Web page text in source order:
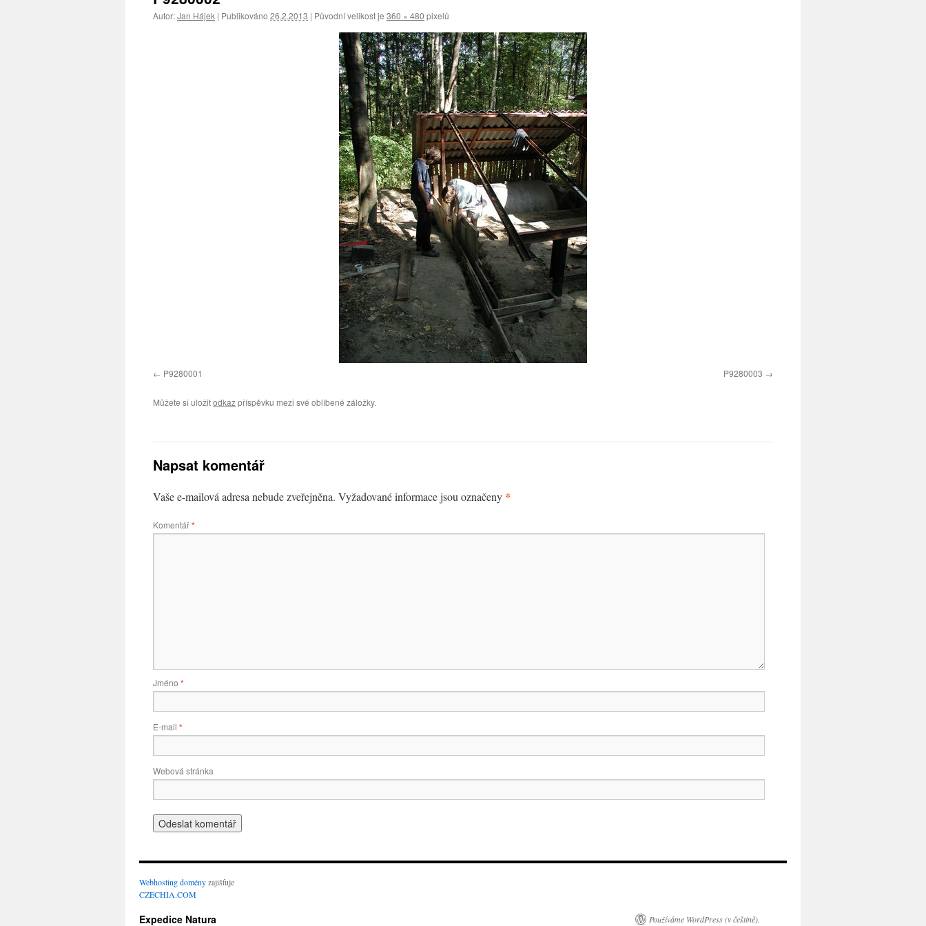
Autor:Jan Hájek | Publikováno 26.2.2013 | Původní velikost je 360 × 480 pixelů
P9280001 P9280003
Můžete si uložitodkazpříspěvku mezi své oblíbené záložky.
Napsat komentář
Vaše e-mailová adresa nebude zveřejněna. Vyžadované informace jsou označeny *
Komentář*
Jméno *
E-mail *
Webová stránka
Webhostingdoményzajišťuje
CZECHIA.COM
Expedice Natura Používáme WordPress (v češtině).